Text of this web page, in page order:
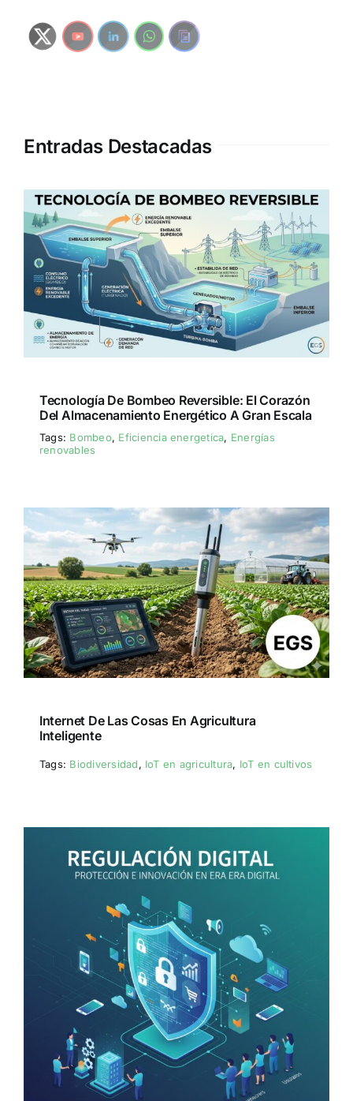
Entradas Destacadas
Tecnología De Bombeo Reversible: El Corazón
Del Almacenamiento Energético A Gran Escala
Tags: Bombeo, Eficiencia energetica, Energías
renovables
Internet De Las Cosas En Agricultura
Inteligente
Tags: Biodiversidad, IoT en agricultura, IoT en cultivos